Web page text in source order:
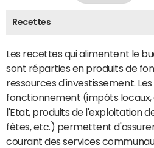
Recettes
Les recettes qui alimentent le
sont réparties en produits de
ressources d'investissement.
fonctionnement (impôts
l'Etat, produits de l'exploitation
fêtes, etc.) permettent
courant des services